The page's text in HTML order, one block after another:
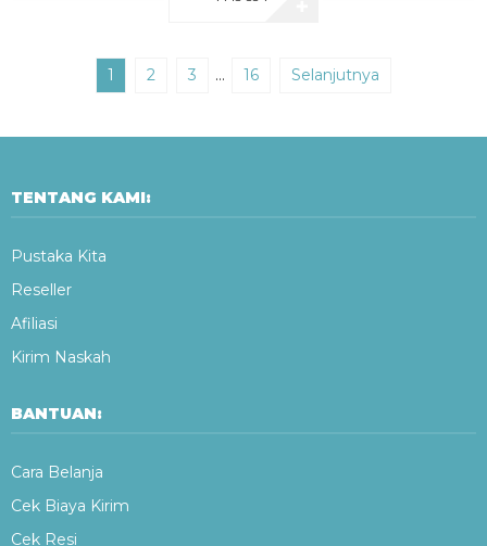
1 2 3 … 16 Selanjutnya
TENTANG KAMI:
Pustaka Kita
Reseller
Afiliasi
Kirim Naskah
BANTUAN:
Cara Belanja
Cek Biaya Kirim
Cek Resi